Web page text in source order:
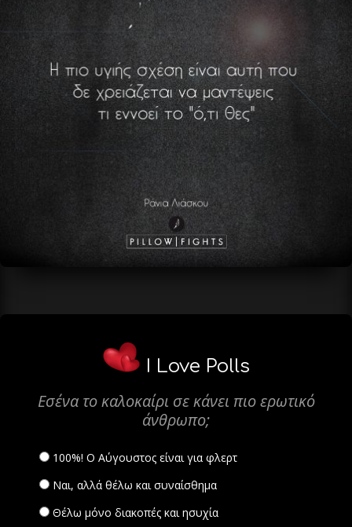
I Love Polls
Εσένα το καλοκαίρι σε κάνει πιο ερωτικό
άνθρωπο;
100%! Ο Αύγουστος είναι για φλερτ
Ναι, αλλά θέλω και συναίσθημα
Θέλω μόνο διακοπές και ησυχία